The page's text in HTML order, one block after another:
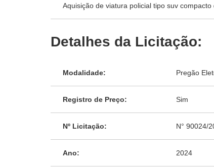
Aquisição de viatura policial tipo suv
Detalhes da Licitação:
Modalidade: Pregão
Registro de Preço: Sim
Nº Licitação: N° 90024/
Ano: 2024